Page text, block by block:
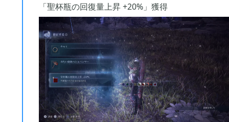
「聖杯瓶の回復量上昇 +20%」獲得